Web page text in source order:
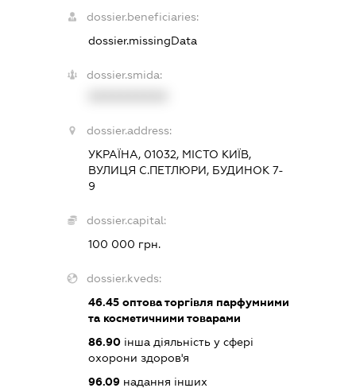
dossier.beneficiaries:
dossier.missingData
dossier.smida:
dossier.address:
УКРАЇНА, 01032, МІСТО КИЇВ,
ВУЛИЦЯ С.ПЕТЛЮРИ, БУДИНОК 7-
9
dossier.capital:
100 000 грн.
dossier.kveds:
46.45оптова торгівля парфумними
та косметичними товарами
86.90інша діяльність у сфері
охорони здоров'я
96.09надання інших